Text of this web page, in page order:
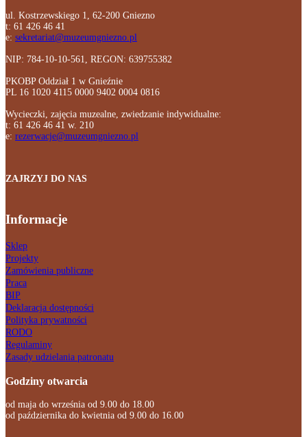
ul. Kostrzewskiego 1, 62-200 Gniezno
t: 61 426 46 41
e: sekretariat@muzeumgniezno.pl
NIP: 784-10-10-561, REGON: 639755382
PKOBP Oddział 1 w Gnieźnie
PL 16 1020 4115 0000 9402 0004 0816
Wycieczki, zajęcia muzealne, zwiedzanie indywidualne:
t: 61 426 46 41 w. 210
e: rezerwacje@muzeumgniezno.pl
ZAJRZYJ DO NAS
Informacje
Sklep
Projekty
Zamówienia publiczne
Praca
BIP
Deklaracja dostępności
Polityka prywatności
RODO
Regulaminy
Zasady udzielania patronatu
Godziny otwarcia
od maja do września od 9.00 do 18.00
od października do kwietnia od 9.00 do 16.00